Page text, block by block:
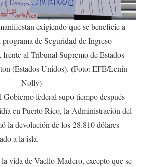
exigiendo que se beneficie a
de Seguridad de Ingreso
al Tribunal Supremo de Estados
(Estados Unidos). (Foto: EFE/Lenin
Nolly)
federal supo tiempo después
en Puerto Rico, la Administración del
la devolución de los 28.810 dólares
a la isla.
vida de Vaello-Madero, excepto que se